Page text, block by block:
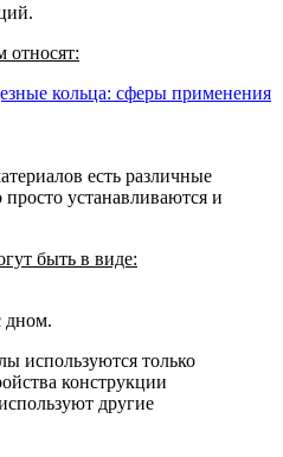
относят:
кольца: сферы применения
есть различные
устанавливаются и
быть в виде:
дном.
используются только
конструкции
другие